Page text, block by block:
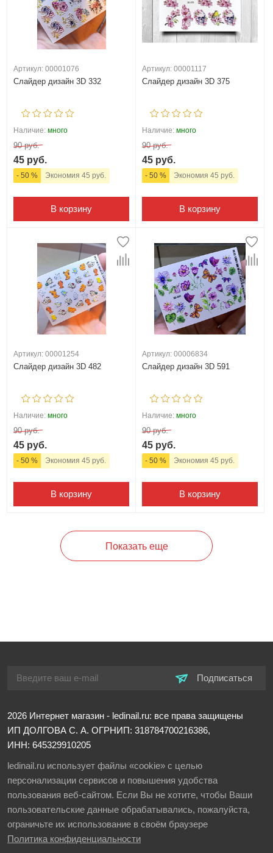
Артикул: 00001076
Слайдер дизайн 3D 332
Наличие: много
90 руб.
45 руб.
- 50 % Экономия 45 руб.
В корзину
Артикул: 00001117
Слайдер дизайн 3D 375
Наличие: много
90 руб.
45 руб.
- 50 % Экономия 45 руб.
В корзину
Артикул: 00001254
Слайдер дизайн 3D 482
Наличие: много
90 руб.
45 руб.
- 50 % Экономия 45 руб.
В корзину
Артикул: 00006834
Слайдер дизайн 3D 591
Наличие: много
90 руб.
45 руб.
- 50 % Экономия 45 руб.
В корзину
Показать еще
Подписаться
2026 Интернет магазин - ledinail.ru: все права защищены
ИП ДОЛГОВА С. А. ОГРНИП: 318784700216386,
ИНН: 645329910205
ledinail.ru использует файлы «cookie» с целью
персонализации сервисов и повышения удобства
пользования веб-сайтом. Если Вы не хотите, чтобы Ваши
пользовательские данные обрабатывались, пожалуйста,
ограничьте их использование в своём браузере
Политика конфиденциальности